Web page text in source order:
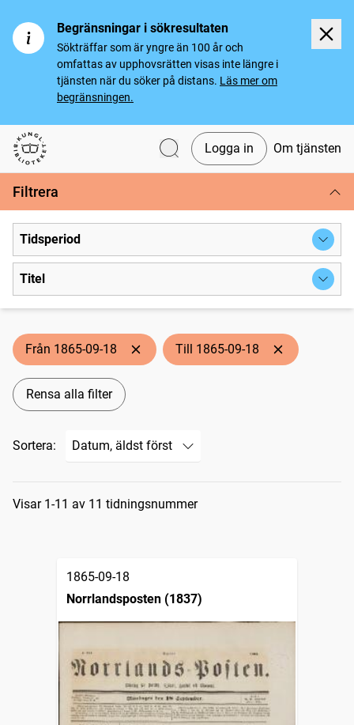
Begränsningar i sökresultaten
Sökträffar som är yngre än 100 år och
omfattas av upphovsrätten visas inte längre i
tjänsten när du söker på distans. Läs mer om
begränsningen.
Svenska tidningar
Logga in Om tjänsten
Filtrera
Tidsperiod
Titel
Från 1865-09-18 Till 1865-09-18
Rensa alla filter
Sortera:
Sökresultat
Visar 1-11 av 11 tidningsnummer
1865-09-18
Norrlandsposten (1837)